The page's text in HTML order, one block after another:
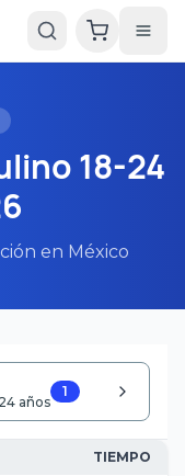
18-24
en México
años
1
TIEMPO